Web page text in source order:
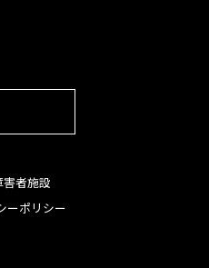
害者施設
ーポリシー